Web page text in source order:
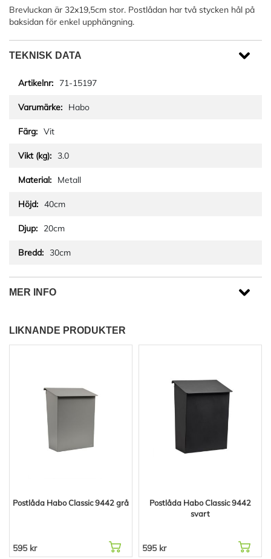
Brevluckan är 32x19,5cm stor. Postlådan har två stycken hål på
baksidan för enkel upphängning.
TEKNISK DATA
71-15197
Habo
Vit
3.0
Metall
40cm
20cm
30cm
MER INFO
LIKNANDE PRODUKTER
Postlåda Habo Classic 9442 grå
595 kr
Postlåda Habo Classic 9442
svart
595 kr